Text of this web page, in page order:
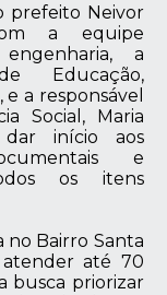
prefeito Neivor
a equipe
a
Educação,
e a responsável
Social, Maria
dar início aos
e
os itens
no Bairro Santa
atender até 70
busca priorizar